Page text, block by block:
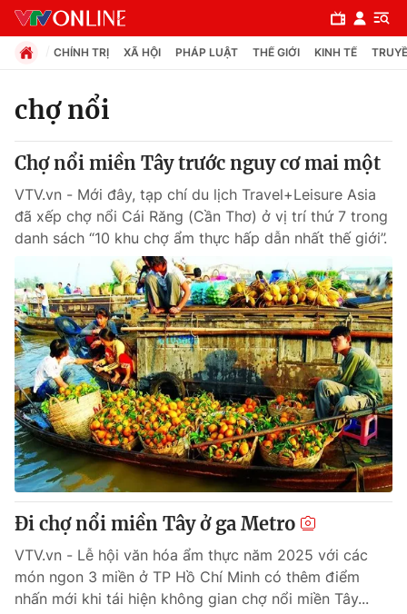
Chuyên mục
Xã hội
Pháp luật
Y tế
Thế giới
Tin tức
Thế giới đó đây
Câu chuyện quốc tế
Kinh tế
Tài chính
Thị trường
Góc doanh nghiệp
Dữ liệu và đời sống
Truyền hình
Phim VTV
Giải trí
CHÍNH TRỊ XÃ HỘI PHÁP LUẬT THẾ GIỚI KINH TẾ
chợ nổi
Chợ nổi miền Tây trước nguy cơ mai một
VTV.vn - Mới đây, tạp chí du lịch Travel+Leisure Asia
đã xếp chợ nổi Cái Răng (Cần Thơ) ở vị trí thứ 7 trong
danh sách “10 khu chợ ẩm thực hấp dẫn nhất thế giới”.
Đi chợ nổi miền Tây ở ga Metro
VTV.vn - Lễ hội văn hóa ẩm thực năm 2025 với các
món ngon 3 miền ở TP Hồ Chí Minh có thêm điểm
nhấn mới khi tái hiện không gian chợ nổi miền Tây...